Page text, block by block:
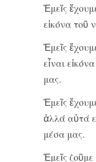
Ἐμεῖς
εἰκόνα τοῦ
Ἐμεῖς
εἶναι
μας.
Ἐμεῖς
ἀλλά αὐτά
μέσα μας.
Ἐμεῖς